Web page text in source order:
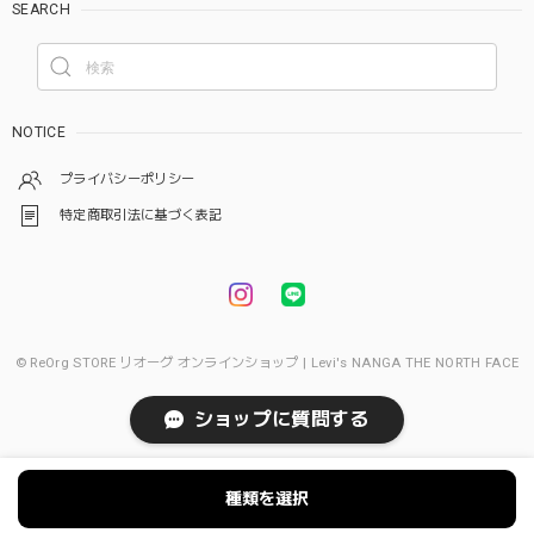
SEARCH
NOTICE
プライバシーポリシー
特定商取引法に基づく表記
© ReOrg STORE リオーグ オンラインショップ | Levi's NANGA THE NORTH FACE
種類を選択
ショップに質問する